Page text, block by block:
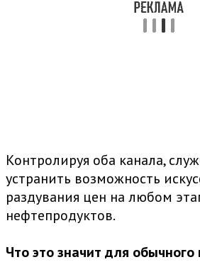
Контролируя оба канала,
устранить возможность
раздувания цен на любом
нефтепродуктов.
Что это значит для обычного